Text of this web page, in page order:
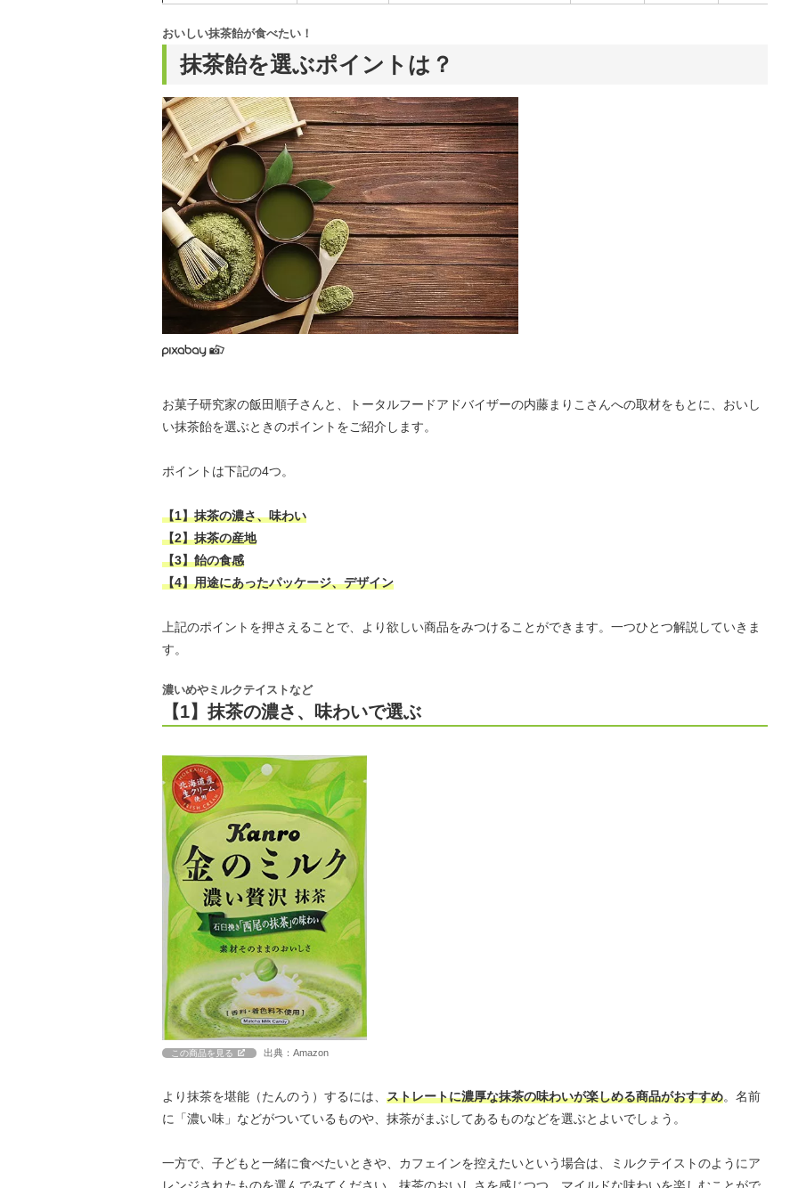
抹茶飴を選ぶポイントは？
おいしい抹茶飴が食べたい！
お菓子研究家の飯田順子さんと、トータルフードアドバイザーの内藤まりこさんへの取材をもとに、おいし
い抹茶飴を選ぶときのポイントをご紹介します。
ポイントは下記の4つ。
【1】抹茶の濃さ、味わい
【2】抹茶の産地
【3】飴の食感
【4】用途にあったパッケージ、デザイン
上記のポイントを押さえることで、より欲しい商品をみつけることができます。一つひとつ解説していきま
す。
【1】抹茶の濃さ、味わいで選ぶ
濃いめやミルクテイストなど
この商品を見る 出典：Amazon
より抹茶を堪能（たんのう）するには、 ストレートに濃厚な抹茶の味わいが楽しめる商品がおすすめ。名前
に「濃い味」などがついているものや、抹茶がまぶしてあるものなどを選ぶとよいでしょう。
一方で、子どもと一緒に食べたいときや、カフェインを控えたいという場合は、ミルクテイストのようにア